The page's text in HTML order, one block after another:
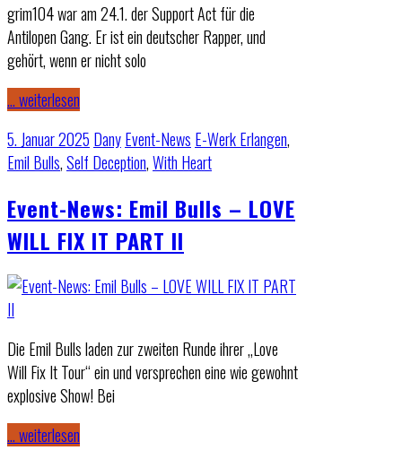
grim104 war am 24.1. der Support Act für die
Antilopen Gang. Er ist ein deutscher Rapper, und
gehört, wenn er nicht solo
… weiterlesen
5. Januar 2025 DanyEvent-News E-Werk Erlangen,
Emil Bulls,Self Deception,With Heart
Event-News: Emil Bulls – LOVE
WILL FIX IT PART II
Die Emil Bulls laden zur zweiten Runde ihrer „Love
Will Fix It Tour“ ein und versprechen eine wie gewohnt
explosive Show! Bei
… weiterlesen